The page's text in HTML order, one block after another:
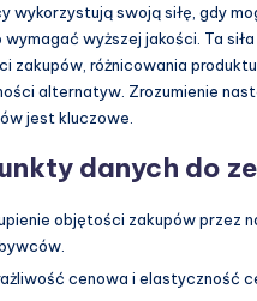
wykorzystują swoją siłę, gdy
wymagać wyższej jakości. Ta
zakupów, różnicowania
alternatyw. Zrozumienie
jest kluczowe.
danych do
objętości zakupów przez
cenowa i elastyczność